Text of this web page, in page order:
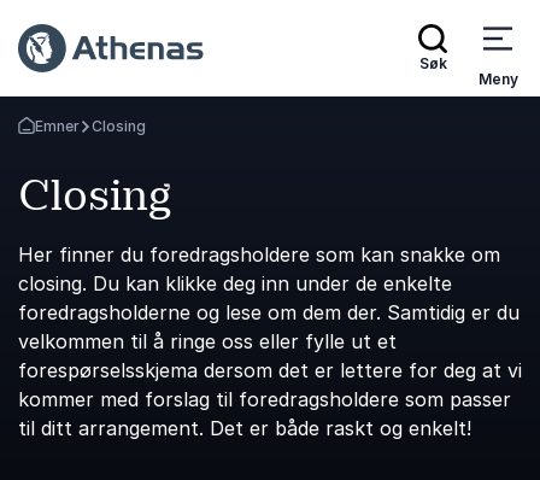
Søk
Meny
Gå tilbake til startsiden
Emner Closing
Closing
Her finner du foredragsholdere som kan snakke om
closing. Du kan klikke deg inn under de enkelte
foredragsholderne og lese om dem der. Samtidig er du
velkommen til å ringe oss eller fylle ut et
forespørselsskjema dersom det er lettere for deg at vi
kommer med forslag til foredragsholdere som passer
til ditt arrangement. Det er både raskt og enkelt!